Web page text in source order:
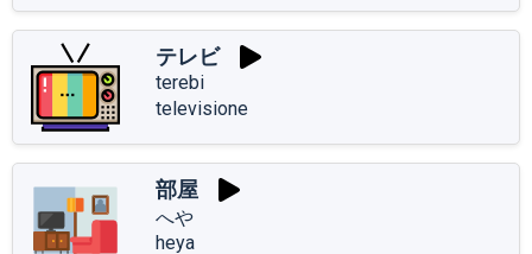
テレビ
terebi
televisione
部屋
へや
heya